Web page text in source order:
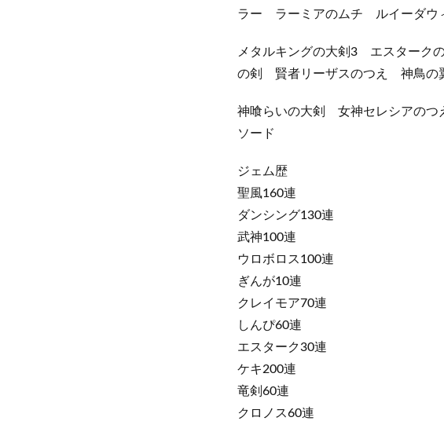
ラー ラーミアのムチ ルイーダウ
メタルキングの大剣3 エスター
の剣 賢者リーザスのつえ 神鳥の
神喰らいの大剣 女神セレシアの
ソード
ジェム歴
聖風160連
ダンシング130連
武神100連
ウロボロス100連
ぎんが10連
クレイモア70連
しんぴ60連
エスターク30連
ケキ200連
竜剣60連
クロノス60連